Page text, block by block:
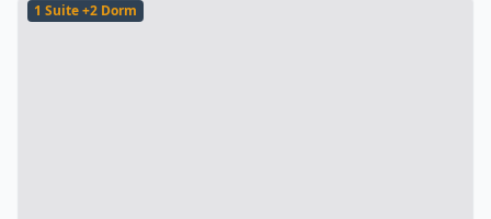
1 Suite +2 Dorm